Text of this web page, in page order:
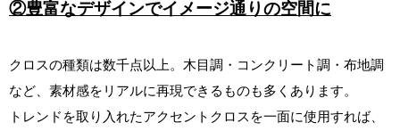
②豊富なデザインでイメージ通りの空間に
クロスの種類は数千点以上。木目調・コンクリート調・布地調
など、素材感をリアルに再現できるものも多くあります。
トレンドを取り入れたアクセントクロスを一面に使用すれば、